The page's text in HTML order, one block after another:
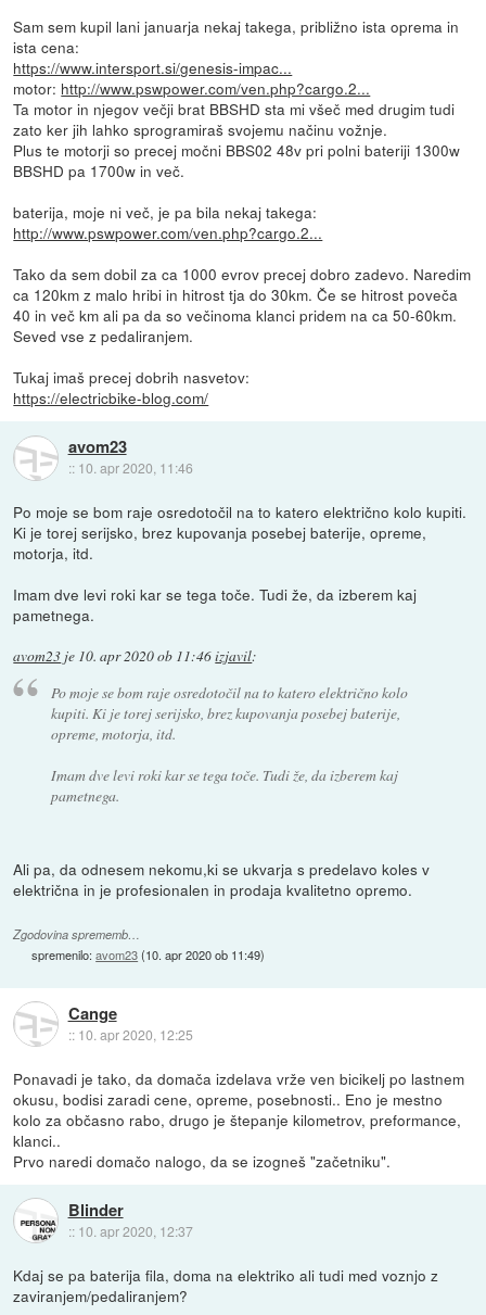
Sam sem kupil lani januarja nekaj takega, približno ista oprema in
ista cena:
https://www.intersport.si/genesis-impac...
motor: http://www.pswpower.com/ven.php?cargo.2...
Ta motor in njegov večji brat BBSHD sta mi všeč med drugim tudi
zato ker jih lahko sprogramiraš svojemu načinu vožnje.
Plus te motorji so precej močni BBS02 48v pri polni bateriji 1300w
BBSHD pa 1700w in več.
baterija, moje ni več, je pa bila nekaj takega:
http://www.pswpower.com/ven.php?cargo.2...
Tako da sem dobil za ca 1000 evrov precej dobro zadevo. Naredim
ca 120km z malo hribi in hitrost tja do 30km. Če se hitrost poveča
40 in več km ali pa da so večinoma klanci pridem na ca 50-60km.
Seved vse z pedaliranjem.
Tukaj imaš precej dobrih nasvetov:
https://electricbike-blog.com/
avom23
:: 10. apr 2020, 11:46
Po moje se bom raje osredotočil na to katero električno kolo kupiti.
Ki je torej serijsko, brez kupovanja posebej baterije, opreme,
motorja, itd.
Imam dve levi roki kar se tega toče. Tudi že, da izberem kaj
pametnega.
avom23 je 10. apr 2020 ob 11:46izjavil:
Po moje se bom raje osredotočil na to katero električno kolo
kupiti. Ki je torej serijsko, brez kupovanja posebej baterije,
opreme, motorja, itd.
Imam dve levi roki kar se tega toče. Tudi že, da izberem kaj
pametnega.
Ali pa, da odnesem nekomu,ki se ukvarja s predelavo koles v
električna in je profesionalen in prodaja kvalitetno opremo.
Zgodovina sprememb…
spremenilo:avom23(10. apr 2020 ob 11:49)
Cange
:: 10. apr 2020, 12:25
Ponavadi je tako, da domača izdelava vrže ven bicikelj po lastnem
okusu, bodisi zaradi cene, opreme, posebnosti.. Eno je mestno
kolo za občasno rabo, drugo je štepanje kilometrov, preformance,
klanci..
Prvo naredi domačo nalogo, da se izogneš "začetniku".
Blinder
:: 10. apr 2020, 12:37
Kdaj se pa baterija fila, doma na elektriko ali tudi med voznjo z
zaviranjem/pedaliranjem?